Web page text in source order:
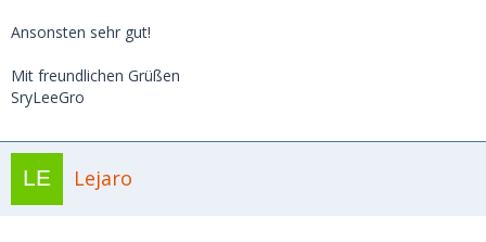
Ansonsten sehr gut!
Mit freundlichen Grüßen
SryLeeGro
Lejaro